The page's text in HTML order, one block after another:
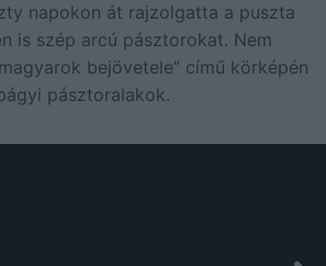
napokon át rajzolgatta a puszta
is szép arcú pásztorokat. Nem
bejövetele” című körképén
pásztoralakok.